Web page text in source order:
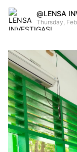
LENSA
Thursday,
By
Raushan
Design
With
Shroff
Templates